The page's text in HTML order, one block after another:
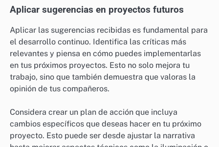
Aplicar sugerencias en proyectos futuros
Aplicar las sugerencias recibidas es fundamental para
el desarrollo continuo. Identifica las críticas más
relevantes y piensa en cómo puedes implementarlas
en tus próximos proyectos. Esto no solo mejora tu
trabajo, sino que también demuestra que valoras la
opinión de tus compañeros.
Considera crear un plan de acción que incluya
cambios específicos que deseas hacer en tu próximo
proyecto. Esto puede ser desde ajustar la narrativa